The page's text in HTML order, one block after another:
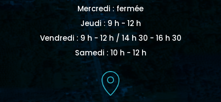
Mercredi : fermée
Jeudi : 9 h - 12 h
Vendredi : 9 h - 12 h / 14 h 30 - 16 h 30
Samedi : 10 h - 12 h